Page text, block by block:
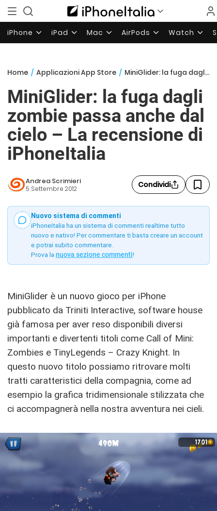
iPhone iPad Mac AirPods Watch
Home / Applicazioni App Store / MiniGlider: la fuga dagli zombie passa anche dal cielo – La recensione di iPhoneItalia
MiniGlider: la fuga dagli
zombie passa anche dal
cielo – La recensione di
iPhoneItalia
Andrea Scrimieri
5 Settembre 2012 Condividi
Nuovo sistema di commenti
iPhoneItalia ha un sistema di commenti realtime tutto
nuovo e nativo! Per commentare ti basta creare un account
e potrai subito commentare.
Prova la nuova sezione commenti!
MiniGlider è un nuovo gioco per iPhone
pubblicato da Triniti Interactive, software house
già famosa per aver reso disponibili diversi
importanti e divertenti titoli come Call of Mini:
Zombies e TinyLegends – Crazy Knight. In
questo nuovo titolo possiamo ritrovare molti
tratti caratteristici della compagnia, come ad
esempio la grafica tridimensionale stilizzata che
ci accompagnerà nella nostra avventura nei cieli.